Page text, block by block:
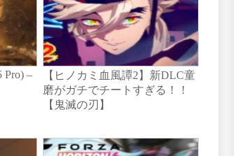
Pro) –
【ヒノカミ血風譚2】新DLC童
磨がガチでチートすぎる！！
【鬼滅の刃】